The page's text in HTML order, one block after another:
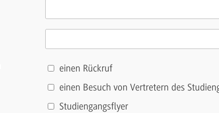
einen Rückruf
einen Besuch von Vertretern des
Studiengangsflyer